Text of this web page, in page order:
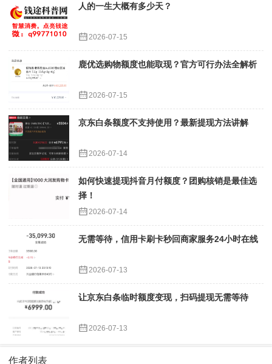
人的一生大概有多少天？
2026-07-15
鹿优选购物额度也能取现？官方可行办法全解析
2026-07-15
京东白条额度不支持使用？最新提现方法讲解
2026-07-14
如何快速提现抖音月付额度？团购核销是最佳选
择！
2026-07-14
无需等待，信用卡刷卡秒回商家服务24小时在线
2026-07-13
让京东白条临时额度变现，扫码提现无需等待
2026-07-13
作者列表